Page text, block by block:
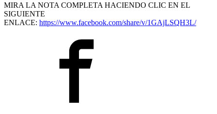
MIRA LA NOTA COMPLETA HACIENDO CLIC EN EL
SIGUIENTE
ENLACE: https://www.facebook.com/share/v/1GAjLSQH3L/